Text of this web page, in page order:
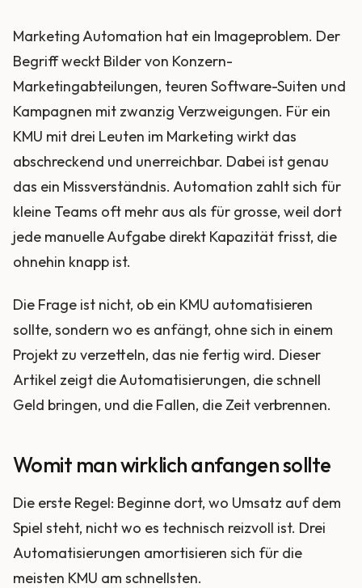
Marketing Automation hat ein Imageproblem. Der
Begriff weckt Bilder von Konzern-
Marketingabteilungen, teuren Software-Suiten und
Kampagnen mit zwanzig Verzweigungen. Für ein
KMU mit drei Leuten im Marketing wirkt das
abschreckend und unerreichbar. Dabei ist genau
das ein Missverständnis. Automation zahlt sich für
kleine Teams oft mehr aus als für grosse, weil dort
jede manuelle Aufgabe direkt Kapazität frisst, die
ohnehin knapp ist.
Die Frage ist nicht, ob ein KMU automatisieren
sollte, sondern wo es anfängt, ohne sich in einem
Projekt zu verzetteln, das nie fertig wird. Dieser
Artikel zeigt die Automatisierungen, die schnell
Geld bringen, und die Fallen, die Zeit verbrennen.
Womit man wirklich anfangen sollte
Die erste Regel: Beginne dort, wo Umsatz auf dem
Spiel steht, nicht wo es technisch reizvoll ist. Drei
Automatisierungen amortisieren sich für die
meisten KMU am schnellsten.